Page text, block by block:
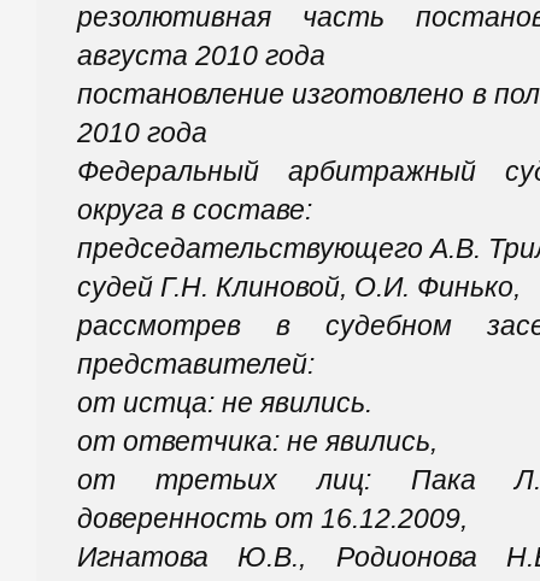
резолютивная часть
августа 2010 года
постановление изготовлено в
2010 года
Федеральный арбитражный
округа в составе:
председательствующего А.В.
судей Г.Н. Клиновой, О.И. Финько,
рассмотрев в судебном
представителей:
от истца: не явились.
от ответчика: не явились,
от третьих лиц: Пака
доверенность от 16.12.2009,
Игнатова Ю.В., Родионова